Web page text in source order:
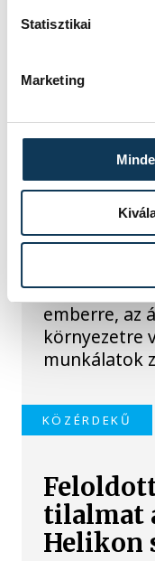
Statisztikai
Marketing
Ismét
A VKSZ Zrt.
augusztus
emberre, az
környezetre
munkálatok
KÖZÉRDEKŰ
tilalmat
Helikon